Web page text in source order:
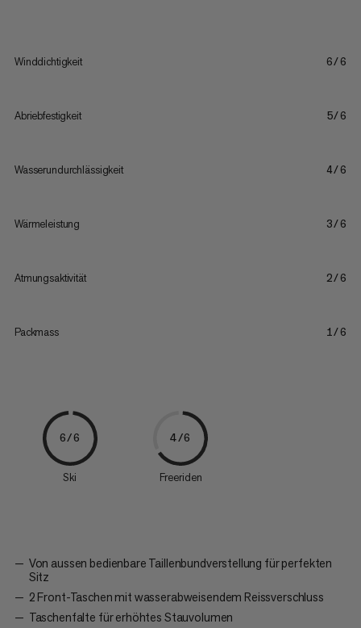
Winddichtigkeit 6/6
Abriebfestigkeit 5/6
Wasserundurchlässigkeit 4/6
Wärmeleistung 3/6
Atmungsaktivität 2/6
Packmass 1/6
6/6
Ski
4/6
Freeriden
Von aussen bedienbare Taillenbundverstellung für perfekten
Sitz
2 Front-Taschen mit wasserabweisendem Reissverschluss
Taschenfalte für erhöhtes Stauvolumen